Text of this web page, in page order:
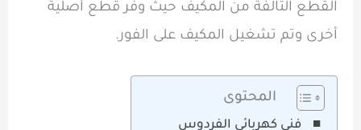
القطع التالفة من المكيف حيث وفر قطع أصلية
أخرى وتم تشغيل المكيف على الفور.
المحتوى
فني كهربائي الفردوس